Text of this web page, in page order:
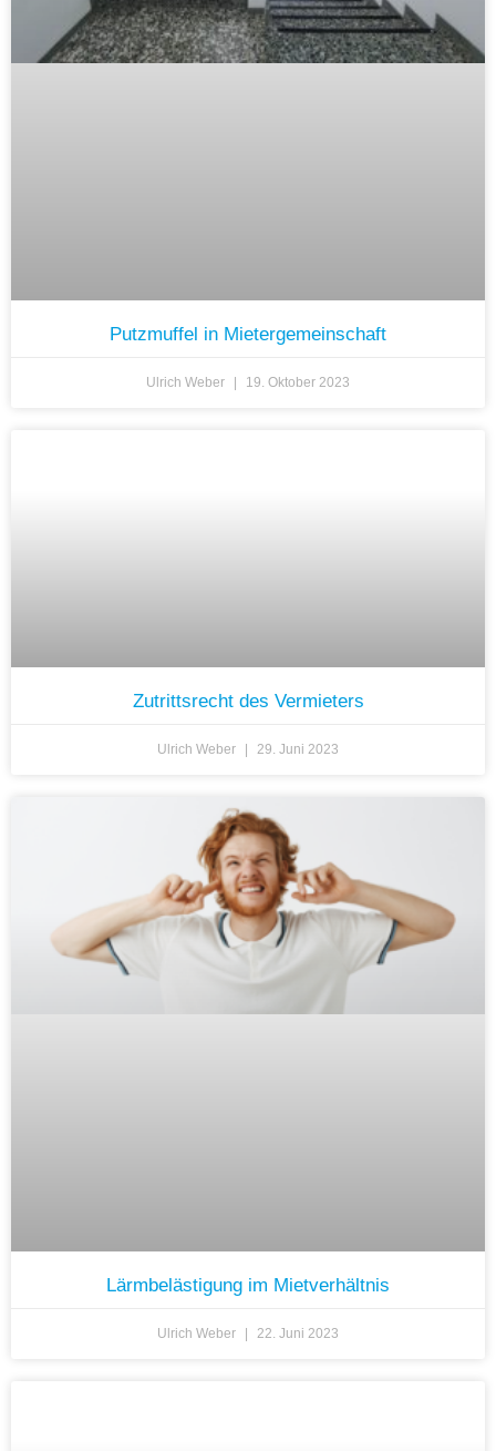
Putzmuffel in Mietergemeinschaft
Ulrich Weber 19. Oktober 2023
Zutrittsrecht des Vermieters
Ulrich Weber 29. Juni 2023
Lärmbelästigung im Mietverhältnis
Ulrich Weber 22. Juni 2023